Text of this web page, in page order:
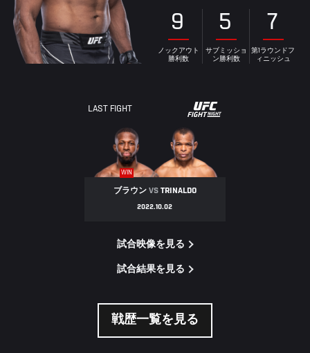
9
ノックアウト
勝利数
5
サブミッショ
ン勝利数
7
第1ラウンドフ
ィニッシュ
LAST FIGHT
UFC
FIGHT
NIGHT
WIN
ブラウン VSTRINALDO
2022.10.02
試合映像を見る
試合結果を見る
戦歴一覧を見る